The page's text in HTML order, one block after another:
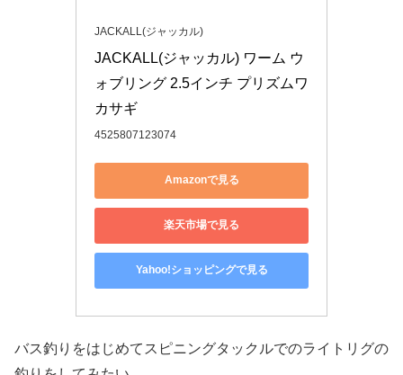
JACKALL(ジャッカル)
JACKALL(ジャッカル) ワーム ウ
ォブリング 2.5インチ プリズムワ
カサギ
4525807123074
Amazonで見る
楽天市場で見る
Yahoo!ショッピングで見る
バス釣りをはじめてスピニングタックルでのライトリグの